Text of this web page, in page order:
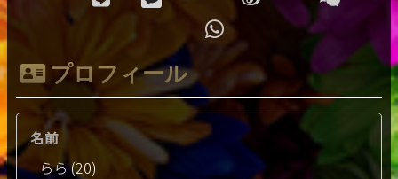
プロフィール
名前
らら (20)